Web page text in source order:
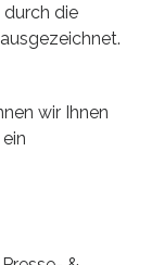
durch die
wir Ihnen